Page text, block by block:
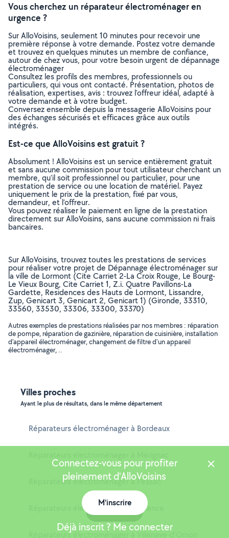
Vous cherchez un réparateur électroménager en
urgence ?
Sur AlloVoisins, seulement 10 minutes pour recevoir une
première réponse à votre demande. Postez votre demande
et trouvez en quelques minutes un membre de confiance,
autour de chez vous, pour votre besoin urgent de dépannage
électroménager
Consultez les profils des membres, professionnels ou
particuliers, qui vous ont contacté. Présentation, photos de
réalisation, expertises, avis : trouvez l'offreur idéal, adapté à
votre demande et à votre budget.
Conversez ensemble depuis la messagerie AlloVoisins pour
des échanges sécurisés et efficaces grâce aux outils
intégrés.
Est-ce que AlloVoisins est gratuit ?
Absolument ! AlloVoisins est un service entièrement gratuit
et sans aucune commission pour tout utilisateur cherchant un
membre, qu’il soit professionnel ou particulier, pour une
prestation de service ou une location de matériel. Payez
uniquement le prix de la prestation, fixé par vous,
demandeur, et l’offreur.
Vous pouvez réaliser le paiement en ligne de la prestation
directement sur AlloVoisins, sans aucune commission ni frais
bancaires.
Sur AlloVoisins, trouvez toutes les prestations de services
pour réaliser votre projet de Dépannage électroménager sur
la ville de Lormont (Cite Carriet 2-La Croix Rouge, Le Bourg-
Le Vieux Bourg, Cite Carriet 1, Z.i. Quatre Pavillons-La
Gardette, Residences des Hauts de Lormont, Lissandre,
Zup, Genicart 3, Genicart 2, Genicart 1) (Gironde, 33310,
33560, 33530, 33306, 33300, 33370)
Autres exemples de prestations réalisées par nos membres : réparation
de pompe, réparation de gazinière, réparation de cuisinière, installation
d'appareil électroménager, changement de filtre d'un appareil
électroménager, ..
Villes proches
Ayant le plus de résultats, dans le même département
Réparateurs électroménager à Bordeaux
Réparateurs électroménager à Pessac
Réparateurs électroménager à Talence
Réparateurs électroménager à Villenave-d'Ornon
Connectez-vous pour profiter
pleinement d'AlloVoisins
M'inscrire
Déjà inscrit ? Me connecter